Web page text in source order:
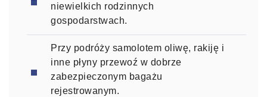
niewielkich rodzinnych
gospodarstwach.
Przy podróży samolotem oliwę, rakiję i
inne płyny przewoź w dobrze
zabezpieczonym bagażu
rejestrowanym.